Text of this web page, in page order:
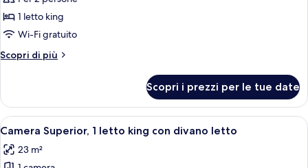
Camera
Standard,
letto
1 letto king
Wi-Fi gratuito
Scopri di più
Altri
Standard,
letto
Scopri i prezzi per le tue date
Apri
tutte
le
Biancheria da letto di alta qualità,
5
Camera Superior, 1 letto king con divano letto
23 m²